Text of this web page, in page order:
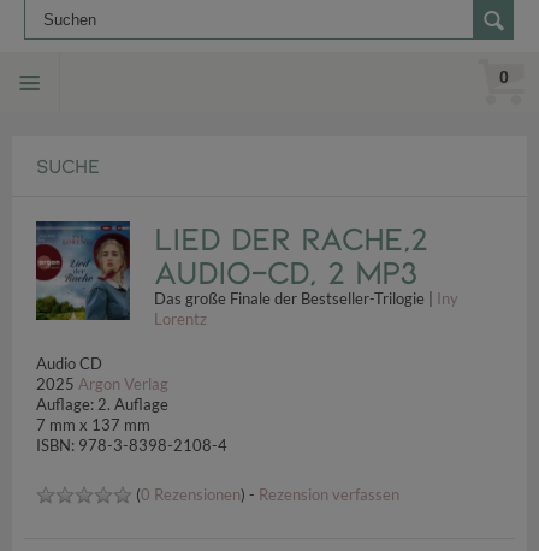
0
SUCHE
Lied der Rache,2
Audio-CD, 2 MP3
Das große Finale der Bestseller-Trilogie | Iny
Lorentz
Audio CD
2025 Argon Verlag
Auflage: 2. Auflage
7 mm x 137 mm
ISBN: 978-3-8398-2108-4
(0 Rezensionen) - Rezension verfassen